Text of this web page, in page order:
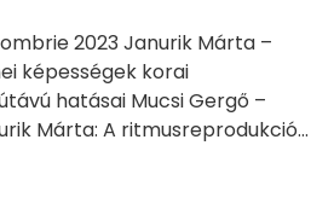
2023 Janurik Márta –
képességek korai
hatásai Mucsi Gergő –
Márta: A ritmusreprodukció...